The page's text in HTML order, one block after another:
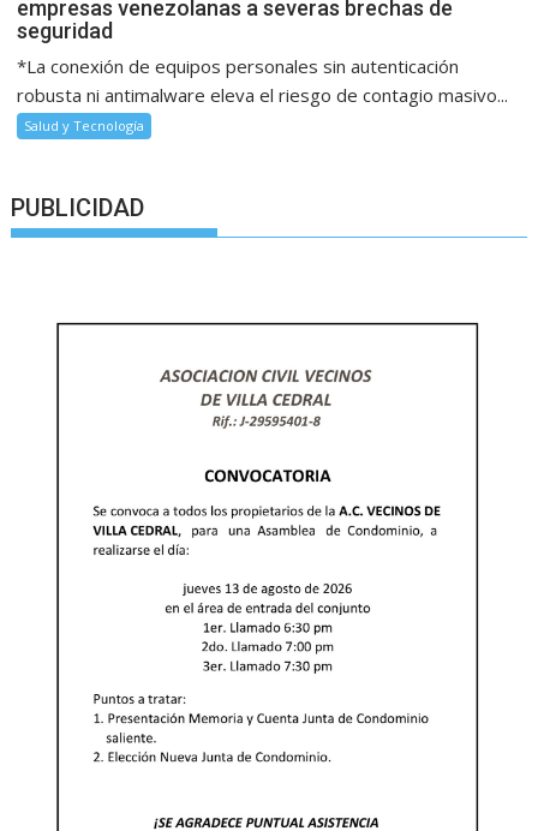
empresas venezolanas a severas brechas de
seguridad
*La conexión de equipos personales sin autenticación
robusta ni antimalware eleva el riesgo de contagio masivo...
Salud y Tecnología
PUBLICIDAD